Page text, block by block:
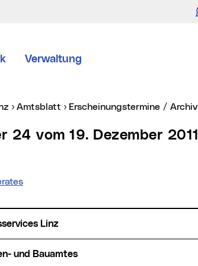
Verwaltung
Amtsblatt Erscheinungstermine / Archiv
24 vom 19. Dezember 2011
Linz
und Bauamtes